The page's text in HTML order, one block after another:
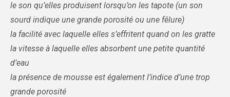
le son qu’elles produisent lorsqu’on les tapote (un son
sourd indique une grande porosité ou une fêlure)
la facilité avec laquelle elles s’effritent quand on les gratte
la vitesse à laquelle elles absorbent une petite quantité
d’eau
la présence de mousse est également l’indice d’une trop
grande porosité